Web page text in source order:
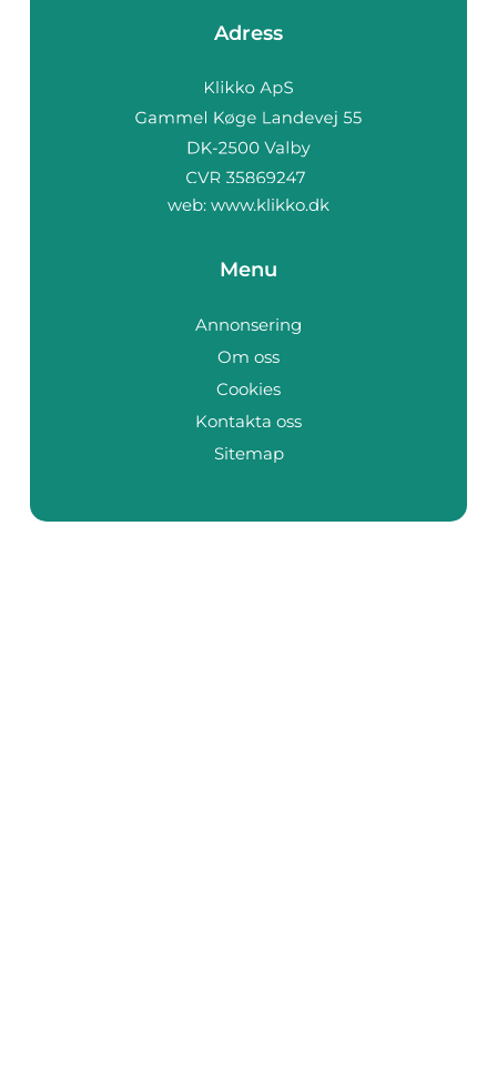
Adress
web: www.klikko.dk
Menu
Annonsering
Om oss
Cookies
Kontakta oss
Sitemap